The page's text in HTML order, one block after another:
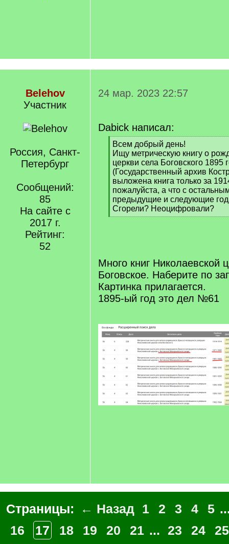
Belehov
Участник
Россия, Санкт-
Петербург
Сообщений:
85
На сайте с
2017 г.
Рейтинг:
52
24 мар. 2023 22:57
Dabick написал:
[
q
]
Всем добрый день!
Ищу метрическую книгу о
церкви села Боговского 1895
(Государственный архив
выложена книга только за
пожалуйста, а что с
предыдущие и следующие
Сгорели? Неоцифровали?
[
Много книг Николаевской
Боговское. Наберите по
Картинка прилагается.
1895-ый год это дел №61
Страницы: ← Назад 1 2 3 4 5
16
17 18 19 20 21 ... 23 24
25